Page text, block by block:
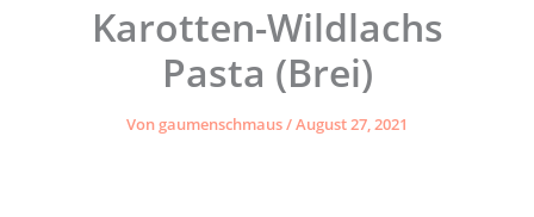
Karotten-Wildlachs
Pasta (Brei)
Vongaumenschmaus/August 27, 2021